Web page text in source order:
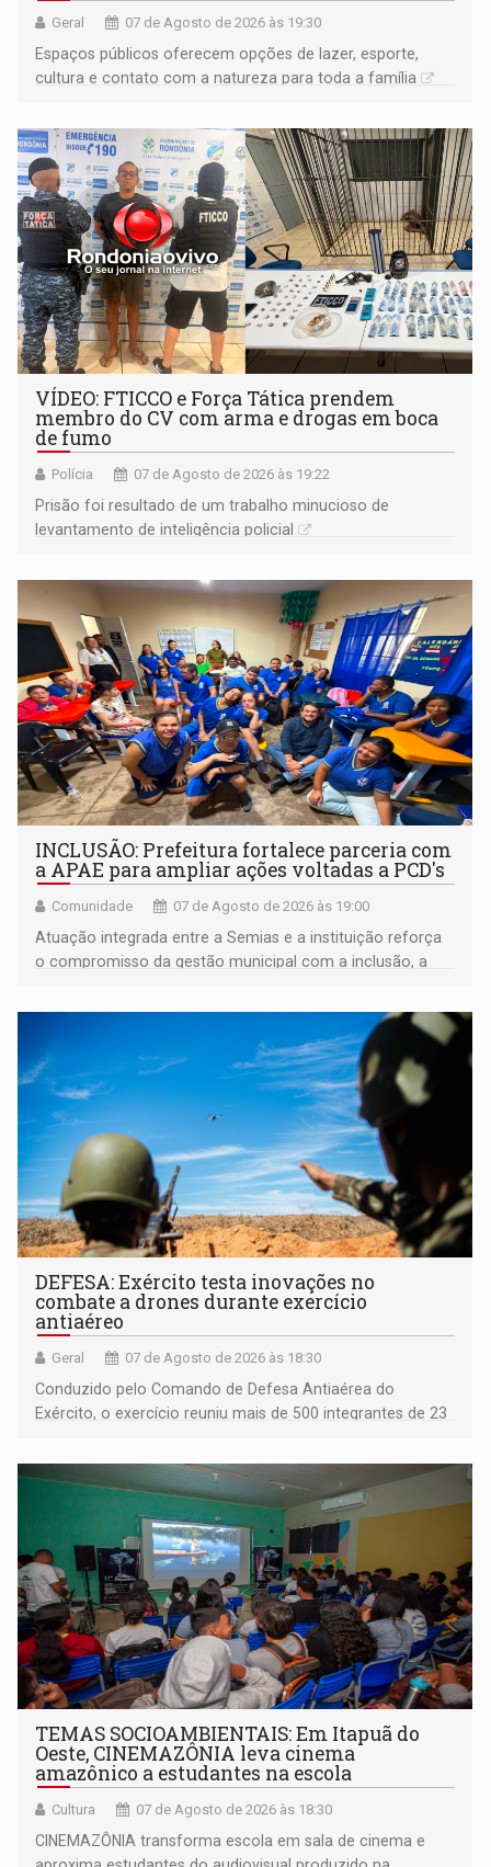
Geral 07 de Agosto de 2026 às 19:30
Espaços públicos oferecem opções de lazer, esporte,
cultura e contato com a natureza para toda a família
VÍDEO: FTICCO e Força Tática prendem
membro do CV com arma e drogas em boca
de fumo
Polícia 07 de Agosto de 2026 às 19:22
Prisão foi resultado de um trabalho minucioso de
levantamento de inteligência policial
INCLUSÃO: Prefeitura fortalece parceria com
a APAE para ampliar ações voltadas a PCD's
Comunidade 07 de Agosto de 2026 às 19:00
Atuação integrada entre a Semias e a instituição reforça
o compromisso da gestão municipal com a inclusão, a
DEFESA: Exército testa inovações no
combate a drones durante exercício
antiaéreo
Geral 07 de Agosto de 2026 às 18:30
Conduzido pelo Comando de Defesa Antiaérea do
Exército, o exercício reuniu mais de 500 integrantes de 23
TEMAS SOCIOAMBIENTAIS: Em Itapuã do
Oeste, CINEMAZÔNIA leva cinema
amazônico a estudantes na escola
Cultura 07 de Agosto de 2026 às 18:30
CINEMAZÔNIA transforma escola em sala de cinema e